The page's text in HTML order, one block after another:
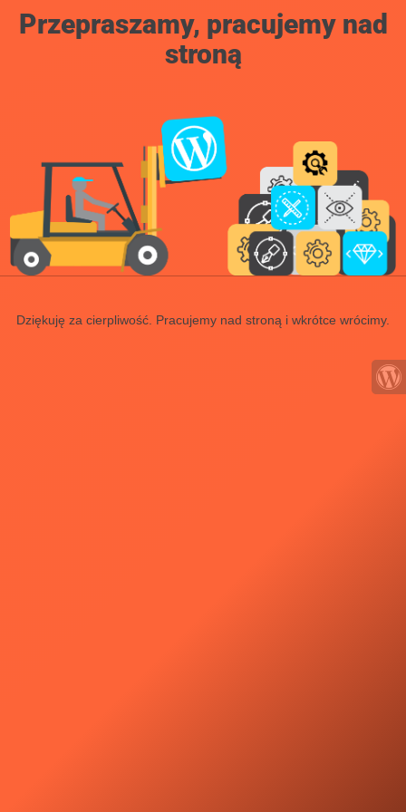
Przepraszamy, pracujemy nad
stroną
Dziękuję za cierpliwość. Pracujemy nad stroną i wkrótce wrócimy.